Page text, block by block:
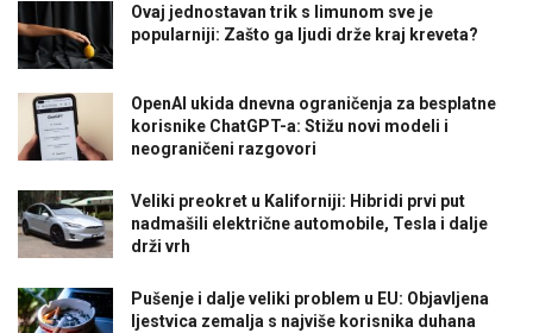
Ovaj jednostavan trik s limunom sve je
popularniji: Zašto ga ljudi drže kraj kreveta?
OpenAI ukida dnevna ograničenja za besplatne
korisnike ChatGPT-a: Stižu novi modeli i
neograničeni razgovori
Veliki preokret u Kaliforniji: Hibridi prvi put
nadmašili električne automobile, Tesla i dalje
drži vrh
Pušenje i dalje veliki problem u EU: Objavljena
ljestvica zemalja s najviše korisnika duhana